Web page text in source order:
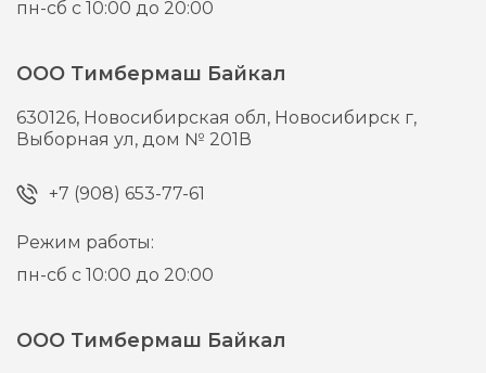
пн-сб с 10:00 до 20:00
ООО Тимбермаш Байкал
630126, Новосибирская обл, Новосибирск г,
Выборная ул, дом № 201В
+7 (908) 653-77-61
Режим работы:
пн-сб с 10:00 до 20:00
ООО Тимбермаш Байкал